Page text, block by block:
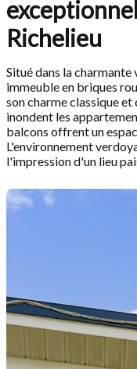
Richelieu
Situé dans la
immeuble en briques
son charme classique et
inondent les
balcons offrent un
L'environnement
l'impression d'un lieu